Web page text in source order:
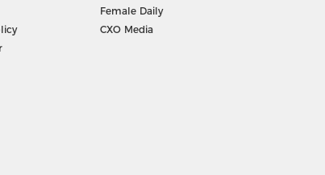
Female Daily
CXO Media